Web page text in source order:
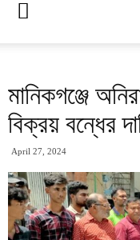
মানিকগঞ্জে
বিক্রয় বন্ধের
April 27, 2024